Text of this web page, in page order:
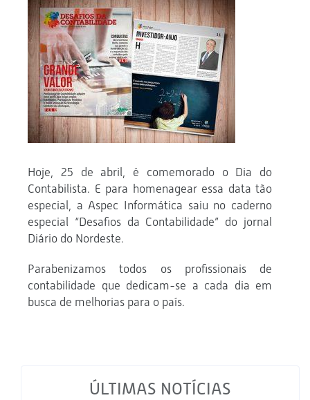
Hoje, 25 de abril, é comemorado o Dia do
Contabilista. E para homenagear essa data tão
especial, a Aspec Informática saiu no caderno
especial “Desafios da Contabilidade” do jornal
Diário do Nordeste.
Parabenizamos todos os profissionais de
contabilidade que dedicam-se a cada dia em
busca de melhorias para o país.
ÚLTIMAS NOTÍCIAS